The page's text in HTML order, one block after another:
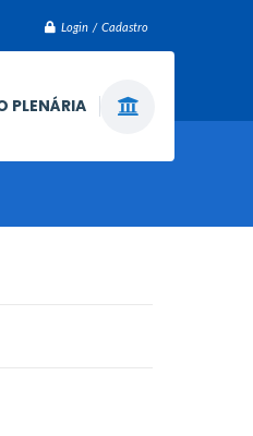
Login / Cadastro
PLENÁRIA